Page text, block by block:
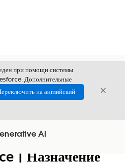
при помощи системы
Дополнительные
на английский
AI
| Назначение